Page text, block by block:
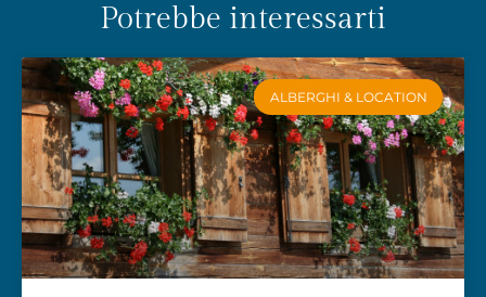
Potrebbe interessarti
ALBERGHI & LOCATION